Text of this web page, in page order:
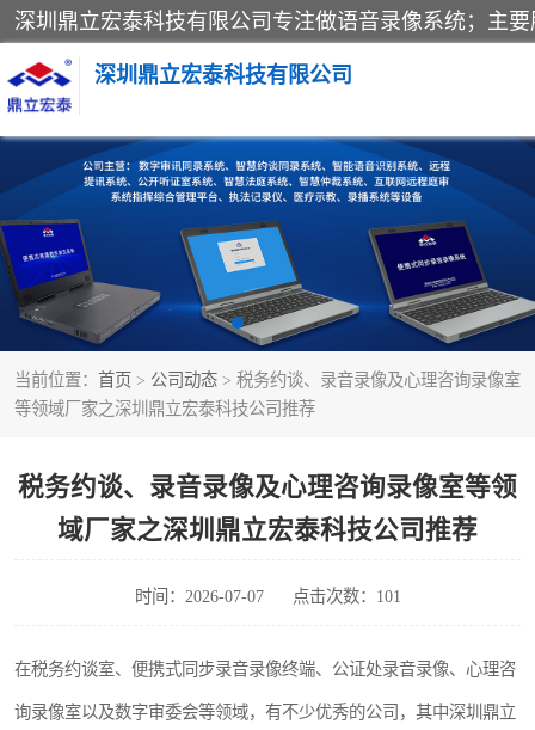
深圳鼎立宏泰科技有限公司
当前位置： 首页 > 公司动态 > 税务约谈、录音录像及心理咨询录像室
等领域厂家之深圳鼎立宏泰科技公司推荐
税务约谈、录音录像及心理咨询录像室等领
域厂家之深圳鼎立宏泰科技公司推荐
时间：2026-07-07 点击次数：101
在税务约谈室、便携式同步录音录像终端、公证处录音录像、心理咨
询录像室以及数字审委会等领域，有不少优秀的公司，其中深圳鼎立
同步录音录像设备
数字法庭
远程提讯